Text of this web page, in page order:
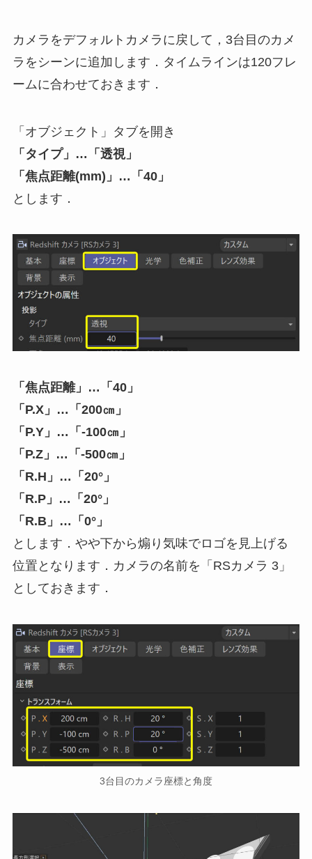
カメラをデフォルトカメラに戻して，3台目のカメ
ラをシーンに追加します．タイムラインは120フレ
ームに合わせておきます．
「オブジェクト」タブを開き
「タイプ」…「透視」
「焦点距離(mm)」…「40」
とします．
「焦点距離」…「40」
「P.X」…「200㎝」
「P.Y」…「-100㎝」
「P.Z」…「-500㎝」
「R.H」…「20°」
「R.P」…「20°」
「R.B」…「0°」
とします．やや下から煽り気味でロゴを見上げる
位置となります．カメラの名前を「RSカメラ 3」
としておきます．
3台目のカメラ座標と角度